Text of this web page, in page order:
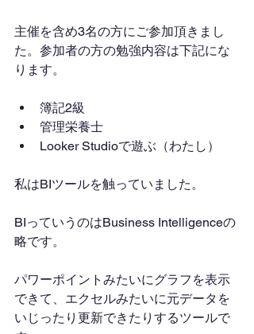
主催を含め3名の方にご参加頂きまし
た。参加者の方の勉強内容は下記にな
ります。
簿記2級
管理栄養士
Looker Studioで遊ぶ（わたし）
私はBIツールを触っていました。
BIっていうのはBusiness Intelligenceの
略です。
パワーポイントみたいにグラフを表示
できて、エクセルみたいに元データを
いじったり更新できたりするツールで